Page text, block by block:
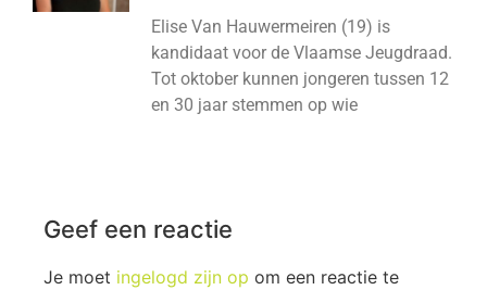
Elise Van Hauwermeiren (19) is
kandidaat voor de Vlaamse Jeugdraad.
Tot oktober kunnen jongeren tussen 12
en 30 jaar stemmen op wie
Geef een reactie
Je moet ingelogd zijn op om een reactie te